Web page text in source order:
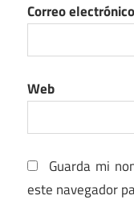
Correo electrónico
Web
Guarda mi
este navegador